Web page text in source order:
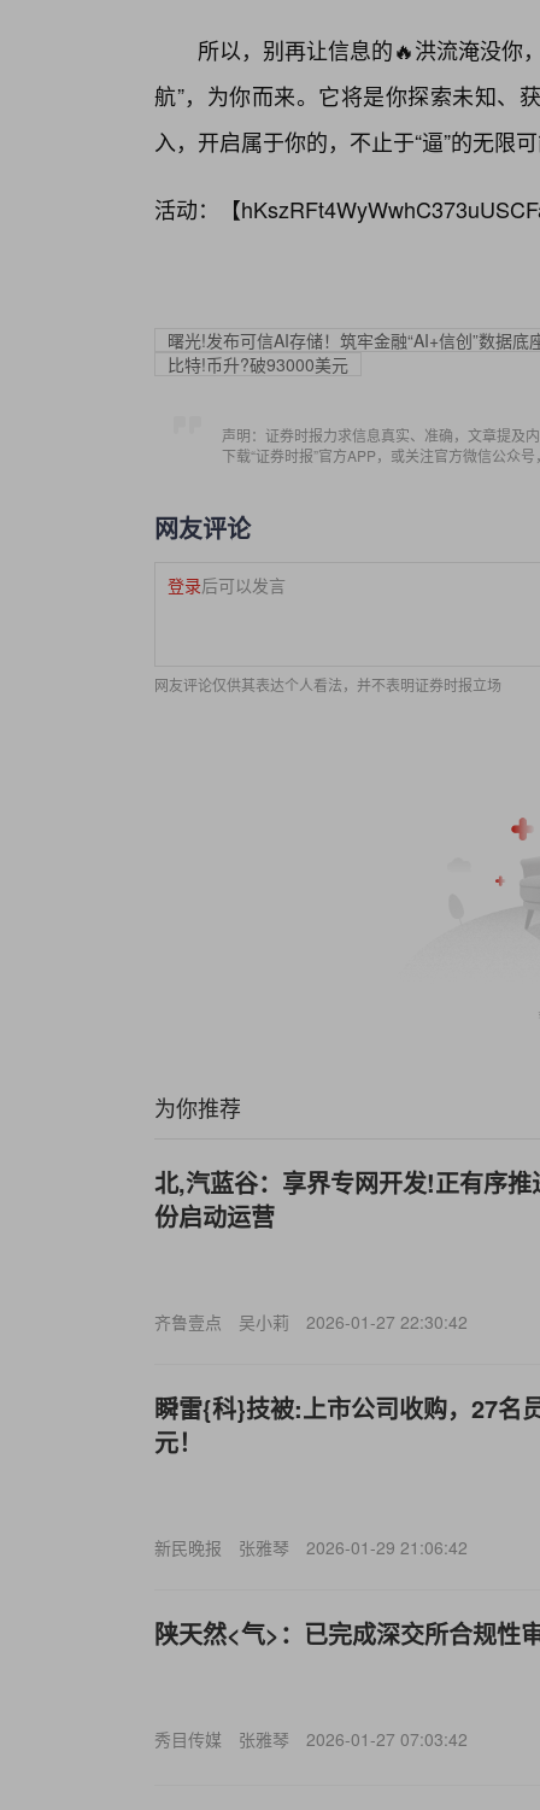
所以，别再让信息的🔥洪流淹没你
航”，为你而来。它将是你探索未知、
入，开启属于你的，不止于“逼”的无限
活动：【
曙光!发布可信AI存储！筑牢金融“AI+信创”数据底
比特!币升?破93000美元
声明：证券时报力求信息真实、准确，文章提及
下载“证券时报”官方APP，或关注官方微信公众
网友评论
登录后可以发言
网友评论仅供其表达个人看法，并不表明证券时报立场
为你推荐
北,汽蓝谷：享界专网开发!正有序
份启动运营
齐鲁壹点 吴小莉 2026-01-27 22:30:42
瞬雷{科}技被:上市公司收购，27名
元！
新民晚报 张雅琴 2026-01-29 21:06:42
陕天然<气>：已完成深交所合规性
秀目传媒 张雅琴 2026-01-27 07:03:42